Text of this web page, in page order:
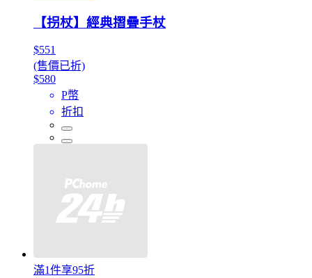
【拐杖】經典摺疊手杖
$551
(售價已折)
$580
P幣
折扣
滿1件享95折